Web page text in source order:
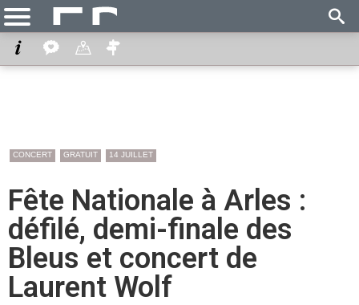
CONCERT GRATUIT 14 JUILLET
Fête Nationale à Arles :
défilé, demi-finale des
Bleus et concert de
Laurent Wolf